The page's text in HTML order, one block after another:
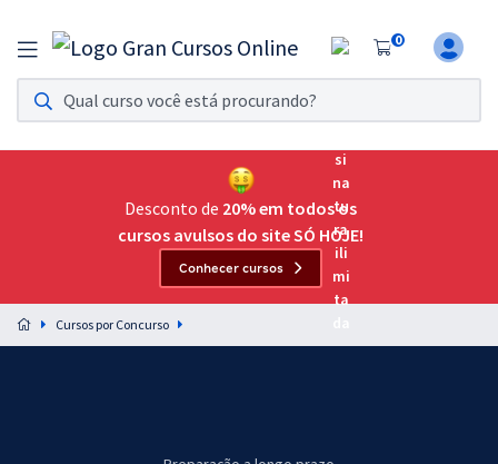
0
Assinatura Ilimitada 11
Acesso a todos os cursos. Teste grátis por 7 dias!
Assinatura OAB Até Passar
Acesso ilimitado a toda preparação para o Exame da
Preparação completa e intensiva para as principais
residências em saúde do Brasil
Desconto de 20% em todos os
cursos avulsos do site SÓ HOJE!
Conhecer cursos
Cursos por Concurso